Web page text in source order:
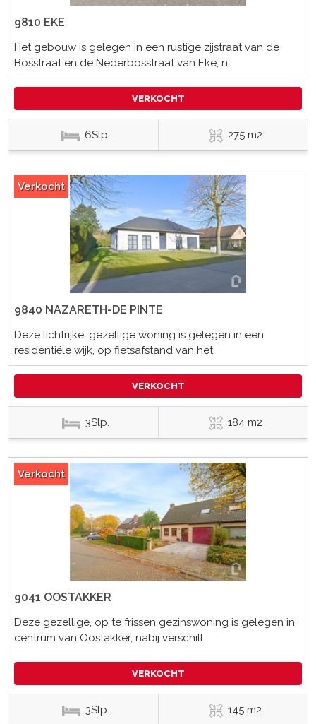
9810 EKE
Het gebouw is gelegen in een rustige zijstraat van de
Bosstraat en de Nederbosstraat van Eke, n
VERKOCHT
6Slp. 275 m2
Verkocht
9840 NAZARETH-DE PINTE
Deze lichtrijke, gezellige woning is gelegen in een
residentiële wijk, op fietsafstand van het
VERKOCHT
3Slp. 184 m2
Verkocht
9041 OOSTAKKER
Deze gezellige, op te frissen gezinswoning is gelegen in
centrum van Oostakker, nabij verschill
VERKOCHT
3Slp. 145 m2